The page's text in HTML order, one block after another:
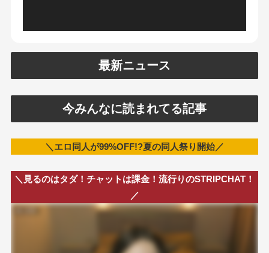
最新ニュース
今みんなに読まれてる記事
＼エロ同人が99%OFF!?夏の同人祭り開始／
＼見るのはタダ！チャットは課金！流行りのSTRIPCHAT！
／